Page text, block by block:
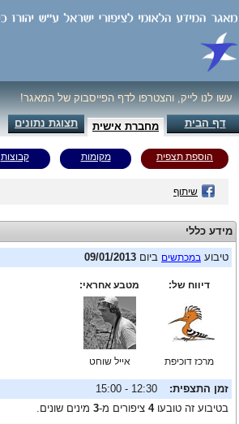
עשו לנו לייק, והצטרפו לדף הפייסבוק של המאגר!
דף הבית מחברת אישית תצוגת נתונים
הוספת תצפית מקומות קבוצות
שיתוף
מידע כללי
טיבוע במכתשים ביום 09/01/2013
דיווח של:
מרכז דוכיפת
מטבע אחראי:
אייל שוחט
זמן התצפית:
12:30 - 15:00
בטיבוע זה טובעו4 ציפורים מ-3 מינים שונים.